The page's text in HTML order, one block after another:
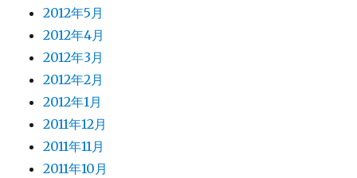
2012年5月
2012年4月
2012年3月
2012年2月
2012年1月
2011年12月
2011年11月
2011年10月